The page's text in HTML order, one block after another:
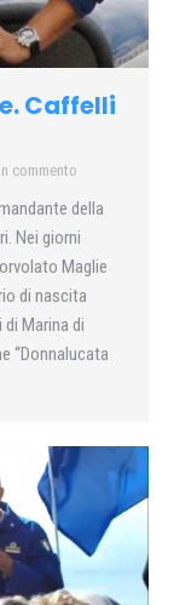
Caffelli
commento
della
Nei giorni
Maglie
di nascita
Marina di
“Donnalucata